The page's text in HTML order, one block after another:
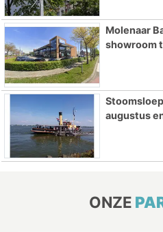
Molenaar
showroom
augustus
ONZE